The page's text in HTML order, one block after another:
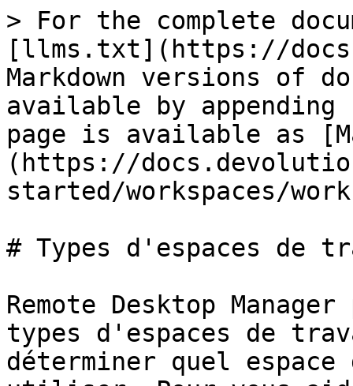
> For the complete documentation index, see [llms.txt](https://docs.devolutions.net/llms.txt). Markdown versions of documentation pages are available by appending `.md` to page URLs; this page is available as [Markdown](https://docs.devolutions.net/rdm/fr/getting-started/workspaces/workspace-types.md).

# Types d'espaces de travail

Remote Desktop Manager prend en charge plusieurs types d'espaces de travail. Commencez par déterminer quel espace de travail vous allez utiliser. Pour vous aider à choisir le bon espace de travail, consultez notre cours Devolutions Academy : [Choosing the right workspace](https://academy.devolutions.net/student/path/1916054/activity/2667043).

Lors de l'installation initiale, Remote Desktop Manager utilise un espace de travail local qui est une base de données SQLite.

| NOM                      | DESCRIPTION                                                                                                                                                                                                                                                                                                                                             | AVANTAGES ET INCONVÉNIENTS                                                                                                                                                                                                                                                                                                                                                                                                                                                                                                                                                                                                                                                                                                                                                                                 |
| ------------------------ | ------------------------------------------------------------------------------------------------------------------------------------------------------------------------------------------------------------------------------------------------------------------------------------------------------------------------------------------------------- | ---------------------------------------------------------------------------------------------------------------------------------------------------------------------------------------------------------------------------------------------------------------------------------------------------------------------------------------------------------------------------------------------------------------------------------------------------------------------------------------------------------------------------------------------------------------------------------------------------------------------------------------------------------------------------------------------------------------------------------------------------------------------------------------------------------- |
| **Devolutions Server**   | Remote Desktop Manager utilise Devolutions Server pour stocker les informations de session. Pour plus d'informations, consultez [Devolutions Server](https://docs.devolutions.net/fr/rdm/workspaces/workspace-types/native-workspaces/server/).                                                                                                         | **Avantages :** Rapide ; Fiable ; Sécurisé ; Prend en charge toutes les fonctionnalités telles que les pièces jointes, les [journaux d'utilisation](https://docs.devolutions.net/fr/server/web-interface/utilities/reports/logs/), le [mode hors ligne](https://docs.devolutions.net/fr/server/web-interface/administration/security-management/user-groups/settings/) et la [gestion des utilisateurs](https://docs.devolutions.net/fr/server/web-interface/administration/security-management/users/) ; Intégration Active Directory. **Inconvénients :** Installation requise.                                                                                                                                                                                                                          |
| **Devolutions Cloud**    | Remote Desktop Manager se connecte au coffre Devolutions Cloud. Pour plus d'informations, consultez les [caractéristiques et points forts des produits](https://devolutions.net/hub/) et [Devolutions Cloud](https://docs.devolutions.net/fr/rdm/workspaces/workspace-types/native-workspaces/devolutions-cloud/).                                      | **Avantages :** Rapide ; Fiable ; Sécurisé ; Partageable. **Inconvénients :** Ne peut pas être hébergé localement ; Aucun mode hors ligne.                                                                                                                                                                                                                                                                                                                                                                                                                                                                                                                                                                                                                                                                 |
| **Microsoft